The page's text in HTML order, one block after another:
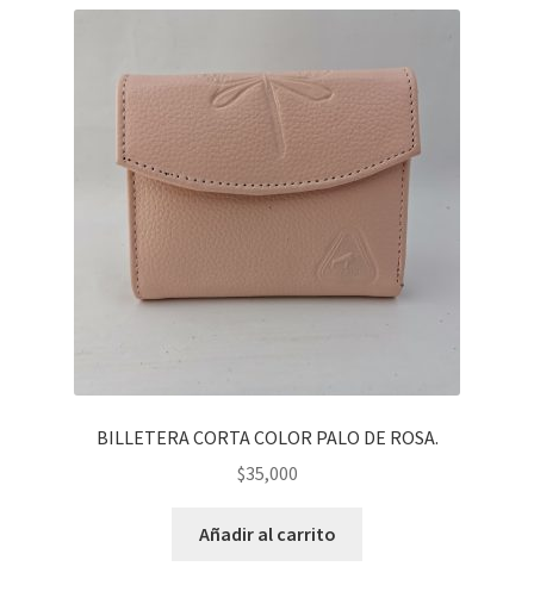
BILLETERA CORTA COLOR PALO DE ROSA.
$35,000
Añadir al carrito